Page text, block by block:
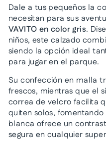
Dale a tus pequeños la
necesitan para sus
VAVITO en color gris.
niños, este calzado
siendo la opción ideal
para jugar en el parque.
Su confección en malla
frescos, mientras que el
correa de velcro facilita
quiten solos,
blanca ofrece un
segura en cualquier